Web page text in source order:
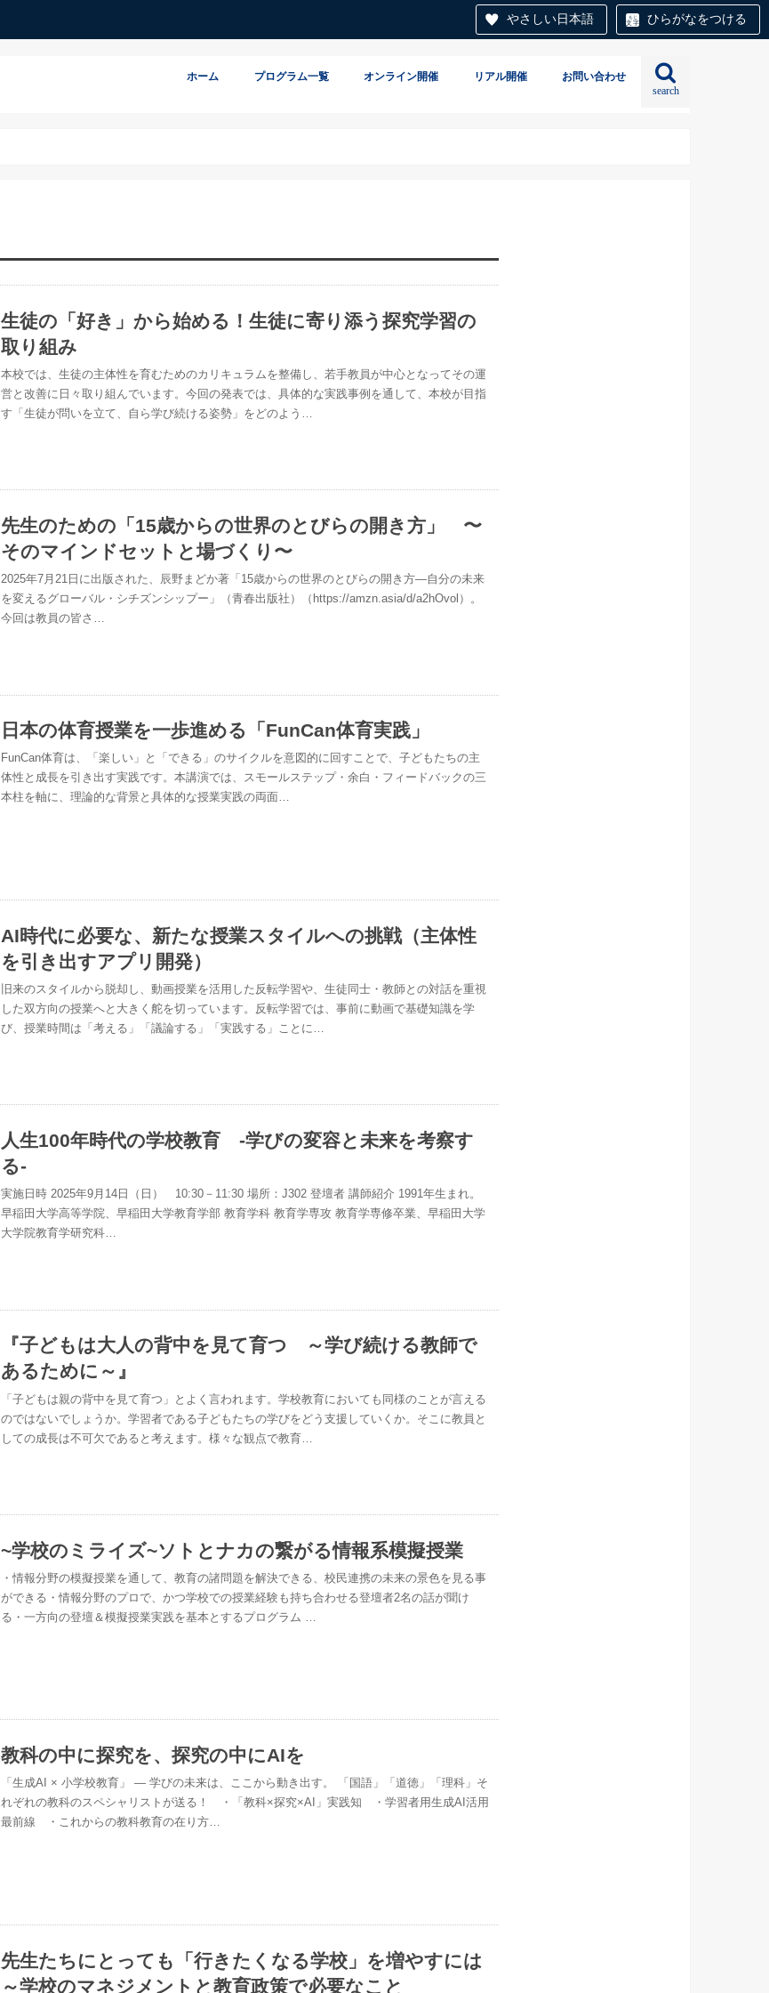
やさしい日本語 ひらがなをつける
search
ホーム プログラム一覧 オンライン開催 リアル開催 お問い合わせ
生徒の「好き」から始める！生徒に寄り添う探究学習の
取り組み
本校では、生徒の主体性を育むためのカリキュラムを整備し、若手教員が中心となってその運
営と改善に日々取り組んでいます。今回の発表では、具体的な実践事例を通して、本校が目指
す「生徒が問いを立て、自ら学び続ける姿勢」をどのよう…
先生のための「15歳からの世界のとびらの開き方」 〜
そのマインドセットと場づくり〜
2025年7月21日に出版された、辰野まどか著「15歳からの世界のとびらの開き方―自分の未来
を変えるグローバル・シチズンシップー」（青春出版社）（https://amzn.asia/d/a2hOvol）。
今回は教員の皆さ…
日本の体育授業を一歩進める「FunCan体育実践」
FunCan体育は、「楽しい」と「できる」のサイクルを意図的に回すことで、子どもたちの主
体性と成長を引き出す実践です。本講演では、スモールステップ・余白・フィードバックの三
本柱を軸に、理論的な背景と具体的な授業実践の両面…
AI時代に必要な、新たな授業スタイルへの挑戦（主体性
を引き出すアプリ開発）
旧来のスタイルから脱却し、動画授業を活用した反転学習や、生徒同士・教師との対話を重視
した双方向の授業へと大きく舵を切っています。反転学習では、事前に動画で基礎知識を学
び、授業時間は「考える」「議論する」「実践する」ことに…
人生100年時代の学校教育 -学びの変容と未来を考察す
る-
実施日時 2025年9月14日（日） 10:30－11:30 場所：J302 登壇者 講師紹介 1991年生まれ。
早稲田大学高等学院、早稲田大学教育学部 教育学科 教育学専攻 教育学専修卒業、早稲田大学
大学院教育学研究科…
『子どもは大人の背中を見て育つ ～学び続ける教師で
あるために～』
「子どもは親の背中を見て育つ」とよく言われます。学校教育においても同様のことが言える
のではないでしょうか。学習者である子どもたちの学びをどう支援していくか。そこに教員と
しての成長は不可欠であると考えます。様々な観点で教育…
~学校のミライズ~ソトとナカの繋がる情報系模擬授業
・情報分野の模擬授業を通して、教育の諸問題を解決できる、校民連携の未来の景色を見る事
ができる・情報分野のプロで、かつ学校での授業経験も持ち合わせる登壇者2名の話が聞け
る・一方向の登壇＆模擬授業実践を基本とするプログラム …
教科の中に探究を、探究の中にAIを
「生成AI × 小学校教育」 ― 学びの未来は、ここから動き出す。 「国語」「道徳」「理科」そ
れぞれの教科のスペシャリストが送る！ ・「教科×探究×AI」実践知 ・学習者用生成AI活用
最前線 ・これからの教科教育の在り方…
先生たちにとっても「行きたくなる学校」を増やすには
～学校のマネジメントと教育政策で必要なこと